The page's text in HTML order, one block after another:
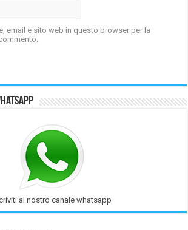
email e sito web in questo browser per la
al nostro canale whatsapp